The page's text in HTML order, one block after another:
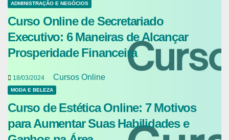
ADMINISTRAÇÃO E NEGÓCIOS
Curso Online de Secretariado
Executivo: 6 Maneiras de Alcançar
Prosperidade Financeira
18/03/2024 Cursos Online
MODA E BELEZA
Curso de Estética Online: 7 Motivos
para Aumentar Suas Habilidades e